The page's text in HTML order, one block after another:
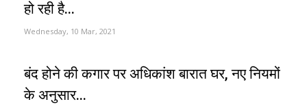
हो रही है...
Wednesday, 10 Mar, 2021
बंद होने की कगार पर अधिकांश बारात घर, नए नियमों
के अनुसार...